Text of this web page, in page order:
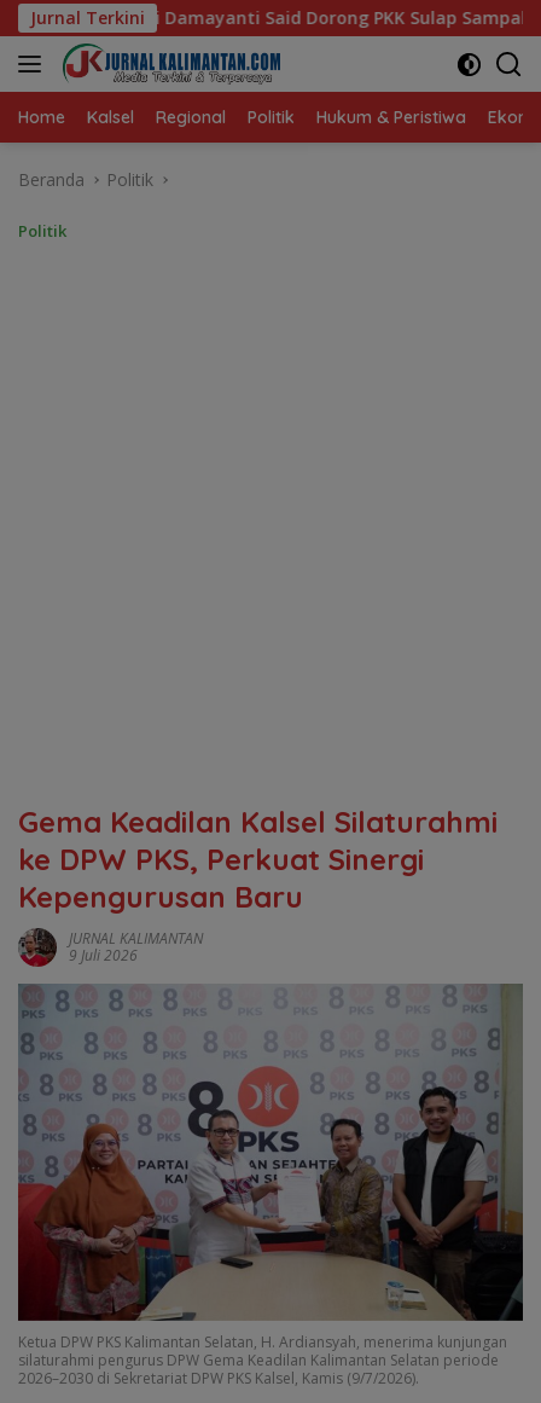
Langsung
ke
konten
Jurnal Terkini
Dorong PKK Sulap Sampah Jadi Sumber Penghasilan
Home Kalsel Regional Politik Hukum & Peristiwa
Beranda Politik
Politik
‎Gema Keadilan Kalsel Silaturahmi
ke DPW PKS, Perkuat Sinergi
Kepengurusan Baru
JURNAL KALIMANTAN
9 Juli 2026
Ketua DPW PKS Kalimantan Selatan, H. Ardiansyah, menerima kunjungan
silaturahmi pengurus DPW Gema Keadilan Kalimantan Selatan periode
2026–2030 di Sekretariat DPW PKS Kalsel, Kamis (9/7/2026).